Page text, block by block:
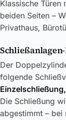
Klassische Türen
beiden Seiten –
Privathaus,
Der
folgende
Die Schließung
abgestimmt – bei